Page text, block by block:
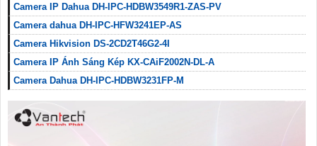
Camera IP Dahua DH-IPC-HDBW3549R1-ZAS-PV
Camera dahua DH-IPC-HFW3241EP-AS
Camera Hikvision DS-2CD2T46G2-4I
Camera IP Ánh Sáng Kép KX-CAiF2002N-DL-A
Camera Dahua DH-IPC-HDBW3231FP-M